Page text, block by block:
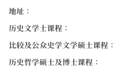
地址：
历史文学士课程：
比较及公众史学文学硕士课程：
历史哲学硕士及博士课程：